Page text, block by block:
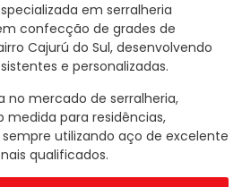
em serralheria
confecção de grades de
Cajurú do Sul, desenvolvendo
e personalizadas.
no mercado de serralheria,
medida para residências,
utilizando aço de excelente
qualificados.